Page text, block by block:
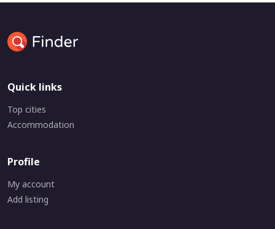
Quick links
Top cities
Accommodation
Profile
My account
Add listing